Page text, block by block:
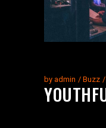
by admin Buzz